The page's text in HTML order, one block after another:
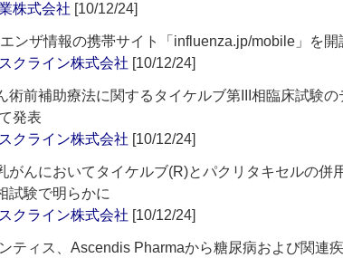
株式会社 [10/12/24]
ンザ情報の携帯サイト「influenza.jp/mobile」を開
クライン株式会社 [10/12/24]
術前補助療法に関するタイケルブ第III相臨床試験
発表
クライン株式会社 [10/12/24]
がんにおいてタイケルブ(R)とパクリタキセルの併
試験で明らかに
クライン株式会社 [10/12/24]
ティス、Ascendis Pharmaから糖尿病および関連